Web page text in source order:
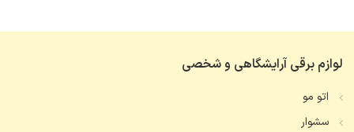
لوازم برقی آرایشگاهی و شخصی
اتو مو
سشوار